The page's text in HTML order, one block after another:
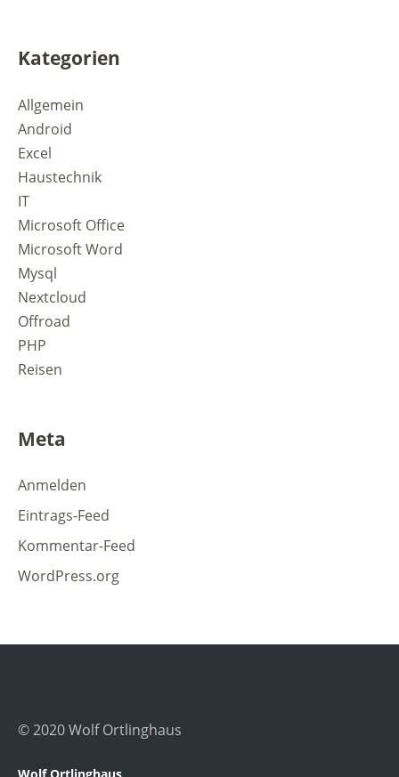
Kategorien
Allgemein
Android
Excel
Haustechnik
IT
Microsoft Office
Microsoft Word
Mysql
Nextcloud
Offroad
PHP
Reisen
Meta
Anmelden
Eintrags-Feed
Kommentar-Feed
WordPress.org
© 2020 Wolf Ortlinghaus